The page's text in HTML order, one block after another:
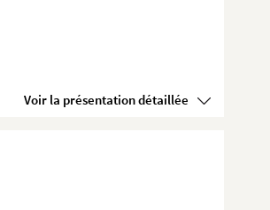
Voir la présentation détaillée